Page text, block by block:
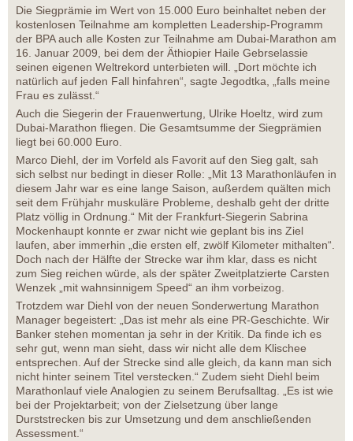
Die Siegprämie im Wert von 15.000 Euro beinhaltet neben der
kostenlosen Teilnahme am kompletten Leadership-Programm
der BPA auch alle Kosten zur Teilnahme am Dubai-Marathon am
16. Januar 2009, bei dem der Äthiopier Haile Gebrselassie
seinen eigenen Weltrekord unterbieten will. „Dort möchte ich
natürlich auf jeden Fall hinfahren“, sagte Jegodtka, „falls meine
Frau es zulässt.“
Auch die Siegerin der Frauenwertung, Ulrike Hoeltz, wird zum
Dubai-Marathon fliegen. Die Gesamtsumme der Siegprämien
liegt bei 60.000 Euro.
Marco Diehl, der im Vorfeld als Favorit auf den Sieg galt, sah
sich selbst nur bedingt in dieser Rolle: „Mit 13 Marathonläufen in
diesem Jahr war es eine lange Saison, außerdem quälten mich
seit dem Frühjahr muskuläre Probleme, deshalb geht der dritte
Platz völlig in Ordnung.“ Mit der Frankfurt-Siegerin Sabrina
Mockenhaupt konnte er zwar nicht wie geplant bis ins Ziel
laufen, aber immerhin „die ersten elf, zwölf Kilometer mithalten“.
Doch nach der Hälfte der Strecke war ihm klar, dass es nicht
zum Sieg reichen würde, als der später Zweitplatzierte Carsten
Wenzek „mit wahnsinnigem Speed“ an ihm vorbeizog.
Trotzdem war Diehl von der neuen Sonderwertung Marathon
Manager begeistert: „Das ist mehr als eine PR-Geschichte. Wir
Banker stehen momentan ja sehr in der Kritik. Da finde ich es
sehr gut, wenn man sieht, dass wir nicht alle dem Klischee
entsprechen. Auf der Strecke sind alle gleich, da kann man sich
nicht hinter seinem Titel verstecken.“ Zudem sieht Diehl beim
Marathonlauf viele Analogien zu seinem Berufsalltag. „Es ist wie
bei der Projektarbeit; von der Zielsetzung über lange
Durststrecken bis zur Umsetzung und dem anschließenden
Assessment.“